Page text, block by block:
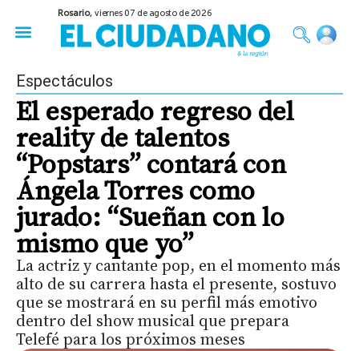
Rosario,viernes 07 de agosto de 2026
Espectáculos
El esperado regreso del
reality de talentos
“Popstars” contará con
Ángela Torres como
jurado: “Sueñan con lo
mismo que yo”
La actriz y cantante pop, en el momento más
alto de su carrera hasta el presente, sostuvo
que se mostrará en su perfil más emotivo
dentro del show musical que prepara
Telefé para los próximos meses